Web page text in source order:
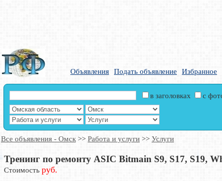
Объявления Подать объявление Избранное
в заголовках с
Все объявления - Омск >> Работа и услуги >> Услуги
Тренинг по ремонту ASIC Bitmain S9, S17, S19,
Стоимость руб.